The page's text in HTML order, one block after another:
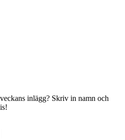
inlägg? Skriv in namn och